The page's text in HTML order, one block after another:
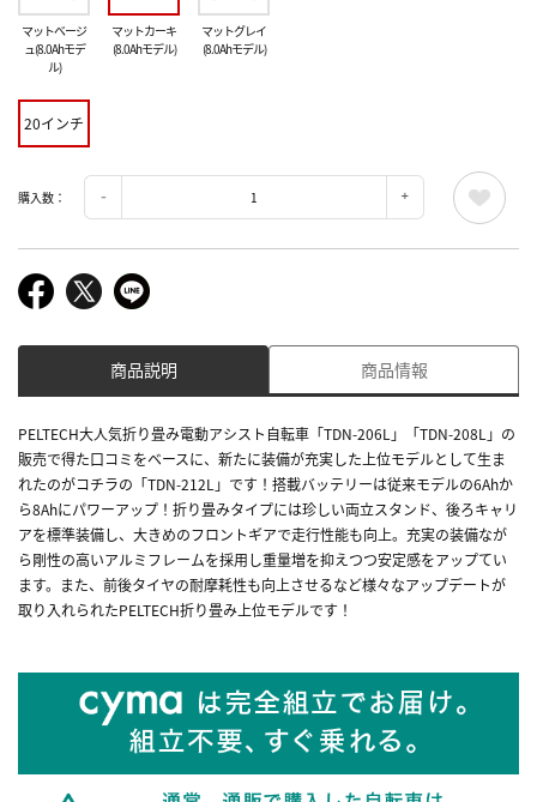
マットベージ
ュ(8.0Ahモデ
ル)
マットカーキ
(8.0Ahモデル)
マットグレイ
(8.0Ahモデル)
20インチ
購入数：
商品説明 商品情報
PELTECH大人気折り畳み電動アシスト自転車「TDN-206L」「TDN-208L」の
販売で得た口コミをベースに、新たに装備が充実した上位モデルとして生ま
れたのがコチラの「TDN-212L」です！搭載バッテリーは従来モデルの6Ahか
ら8Ahにパワーアップ！折り畳みタイプには珍しい両立スタンド、後ろキャリ
アを標準装備し、大きめのフロントギアで走行性能も向上。充実の装備なが
ら剛性の高いアルミフレームを採用し重量増を抑えつつ安定感をアップてい
ます。また、前後タイヤの耐摩耗性も向上させるなど様々なアップデートが
取り入れられたPELTECH折り畳み上位モデルです！